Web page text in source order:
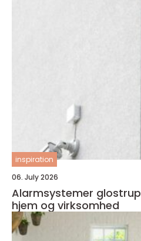
inspiration
06. July 2026
Alarmsystemer glostrup sådan sikrer du
hjem og virksomhed